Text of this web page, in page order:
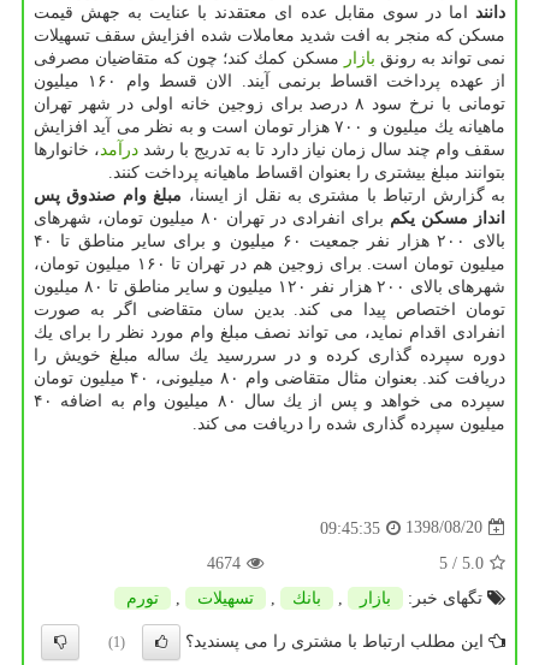
دانند اما در سوی مقابل عده ای معتقدند با عنایت به جهش قیمت
مسكن كه منجر به افت شدید معاملات شده افزایش سقف تسهیلات
نمی تواند به رونق بازار مسكن كمك كند؛ چون كه متقاضیان مصرفی
از عهده پرداخت اقساط برنمی آیند. الان قسط وام ۱۶۰ میلیون
تومانی با نرخ سود ۸ درصد برای زوجین خانه اولی در شهر تهران
ماهیانه یك میلیون و ۷۰۰ هزار تومان است و به نظر می آید افزایش
سقف وام چند سال زمان نیاز دارد تا به تدریج با رشد درآمد ، خانوارها
بتوانند مبلغ بیشتری را بعنوان اقساط ماهیانه پرداخت كنند.
به گزارش ارتباط با مشتری به نقل از ایسنا، مبلغ وام صندوق پس
انداز مسكن یكم
برای انفرادی در تهران ۸۰ میلیون تومان، شهرهای
بالای ۲۰۰ هزار نفر جمعیت ۶۰ میلیون و برای سایر مناطق تا ۴۰
میلیون تومان است. برای زوجین هم در تهران تا ۱۶۰ میلیون تومان،
شهرهای بالای ۲۰۰ هزار نفر ۱۲۰ میلیون و سایر مناطق تا ۸۰ میلیون
تومان اختصاص پیدا می كند. بدین سان متقاضی اگر به صورت
انفرادی اقدام نماید، می تواند نصف مبلغ وام مورد نظر را برای یك
دوره سپرده گذاری كرده و در سررسید یك ساله مبلغ خویش را
دریافت كند. بعنوان مثال متقاضی وام ۸۰ میلیونی، ۴۰ میلیون تومان
سپرده می خواهد و پس از یك سال ۸۰ میلیون وام به اضافه ۴۰
میلیون سپرده گذاری شده را دریافت می كند.
1398/08/20
09:45:35
5.0
/ 5
4674
تگهای خبر:
بازار بانك تسهیلات تورم
این مطلب ارتباط با مشتری را می پسندید؟
(1)